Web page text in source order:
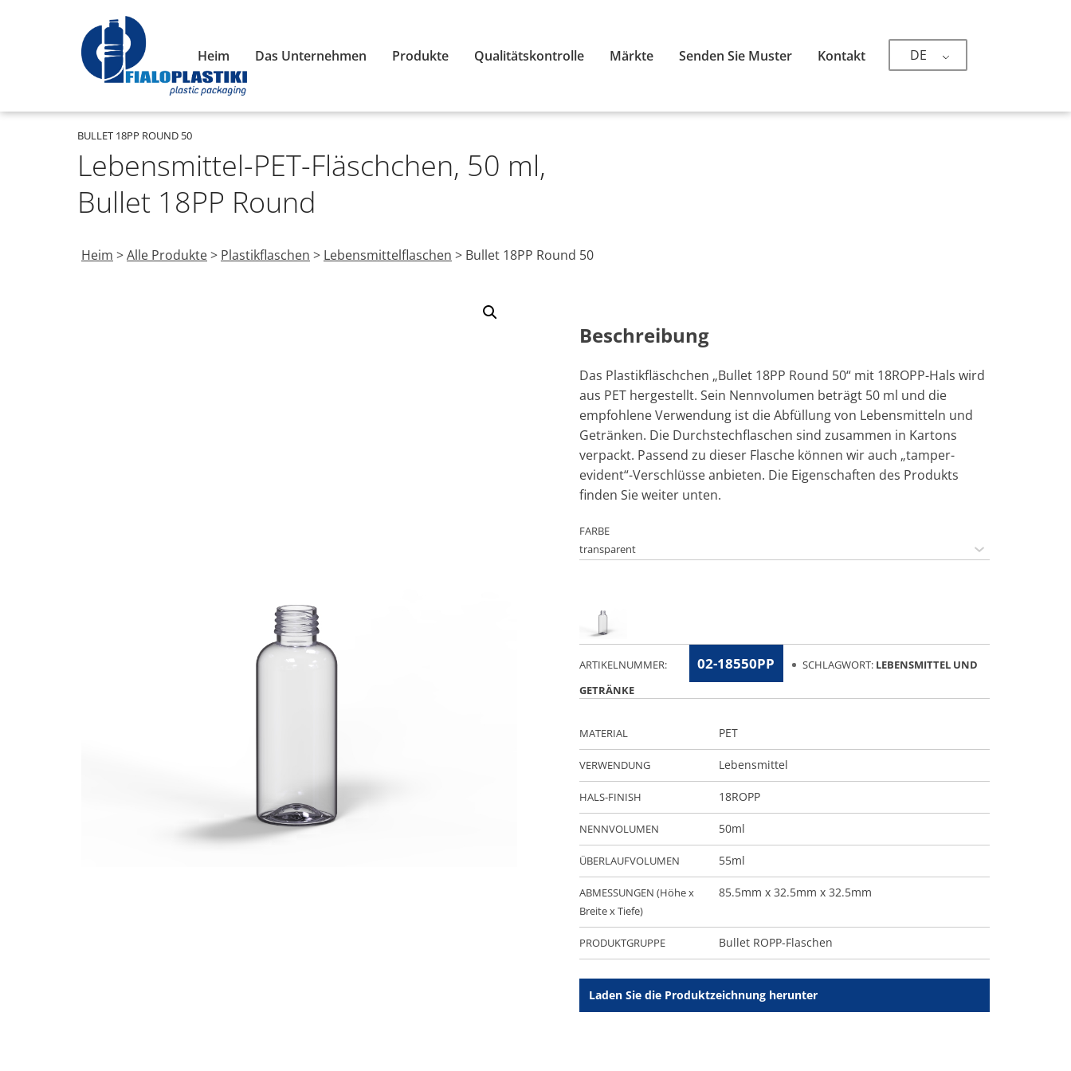
DE
Heim Das Unternehmen Produkte Qualitätskontrolle Märkte Senden Sie Muster Kontakt
BULLET 18PP ROUND 50
Lebensmittel-PET-Fläschchen, 50 ml,
Bullet 18PP Round
Heim >Alle Produkte> Plastikflaschen > Lebensmittelflaschen > Bullet 18PP Round 50
Laden Sie die Produktzeichnung herunter
Beschreibung
Das Plastikfläschchen „Bullet 18PP Round 50“ mit 18ROPP-Hals wird
aus PET hergestellt. Sein Nennvolumen beträgt 50 ml und die
empfohlene Verwendung ist die Abfüllung von Lebensmitteln und
Getränken. Die Durchstechflaschen sind zusammen in Kartons
verpackt. Passend zu dieser Flasche können wir auch „tamper-
evident“-Verschlüsse anbieten. Die Eigenschaften des Produkts
finden Sie weiter unten.
MATERIAL PET
VERWENDUNG Lebensmittel
HALS-FINISH 18ROPP
NENNVOLUMEN 50ml
ÜBERLAUFVOLUMEN 55ml
ABMESSUNGEN (Höhe x
Breite x Tiefe)
85.5mm x 32.5mm x 32.5mm
PRODUKTGRUPPE Bullet ROPP-Flaschen
FARBE
ARTIKELNUMMER: 02-18550PP SCHLAGWORT: LEBENSMITTEL UND
GETRÄNKE